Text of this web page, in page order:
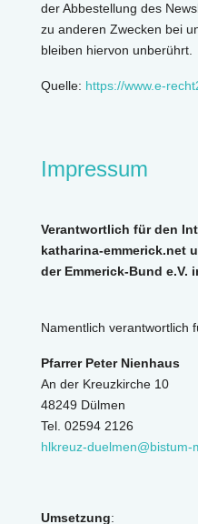
der Abbestellung des
zu anderen Zwecken bei
bleiben hiervon unberührt.
Quelle: https://www.e-
Impressum
Verantwortlich für den
katharina-emmerick.net
der Emmerick-Bund e.V.
Namentlich verantwortlich
Pfarrer Peter Nienhaus
An der Kreuzkirche 10
48249 Dülmen
Tel. 02594 2126
hlkreuz-duelmen@bistum-
Umsetzung: